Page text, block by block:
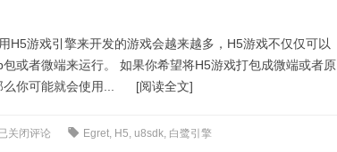
H5游戏引擎来开发的游戏会越来越多，H5游戏不仅仅可以
或者微端来运行。 如果你希望将H5游戏打包成微端或者原
你可能就会使用...
[阅读全文]
关闭评论 0 Egret, H5, u8sdk, 白鹭引擎